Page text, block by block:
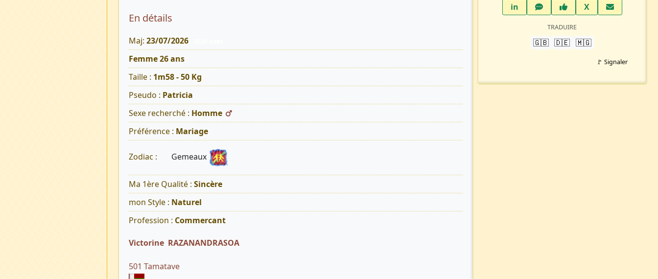
En détails
Maj: 23/07/2026
Femme 26 ans
Taille : 1m58 - 50 Kg
Pseudo : Patricia
Sexe recherché : Homme
Préférence : Mariage
Zodiac : Gemeaux
Ma 1ère Qualité : Sincère
mon Style : Naturel
Profession : Commercant
Victorine RAZANANDRASOA
501 Tamatave
inLinkedInWhatsAppFacebook
XTwitter X
TRADUIRE
🇬🇧 🇩🇪 🇲🇬
🚩 Signaler